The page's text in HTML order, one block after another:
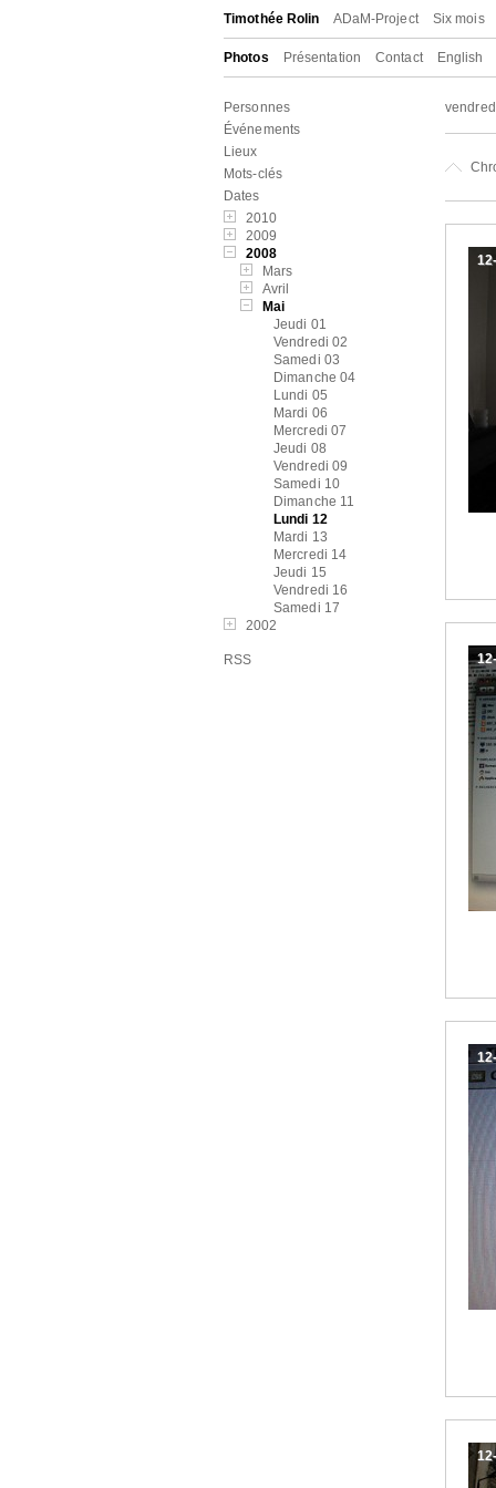
Timothée Rolin ADaM-Project Six mois
Photos Présentation Contact English
Personnes
Événements
Lieux
Mots-clés
Dates
2010
2009
2008
Mars
Avril
Mai
Jeudi 01
Vendredi 02
Samedi 03
Dimanche 04
Lundi 05
Mardi 06
Mercredi 07
Jeudi 08
Vendredi 09
Samedi 10
Dimanche 11
Lundi 12
Mardi 13
Mercredi 14
Jeudi 15
Vendredi 16
Samedi 17
2002
RSS